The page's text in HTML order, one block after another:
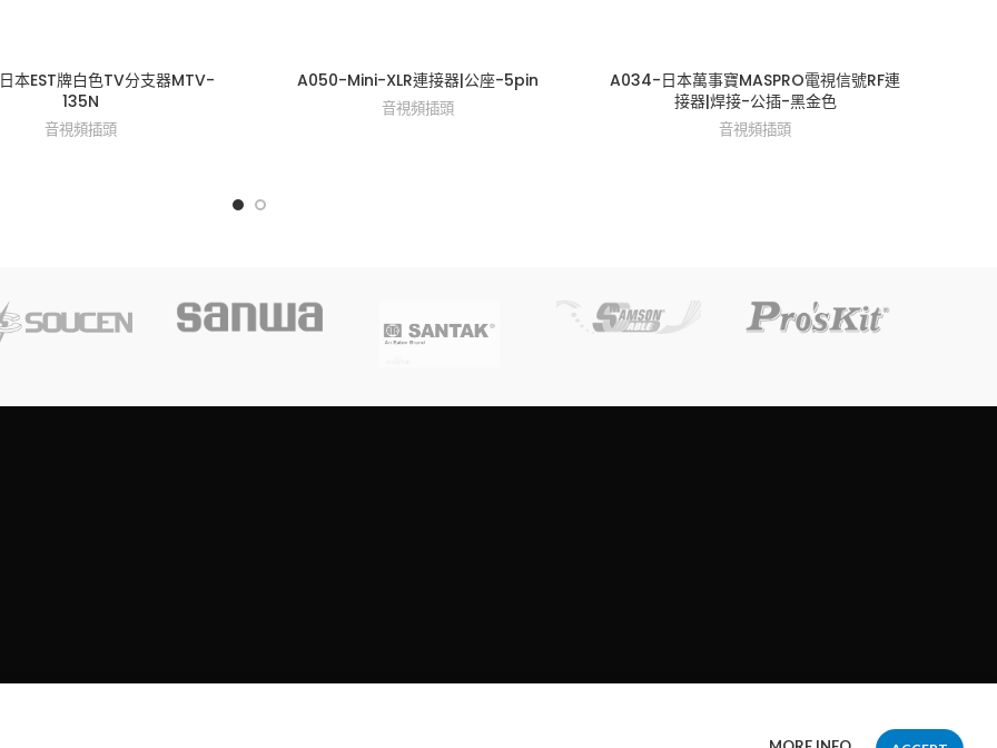
本EST牌白色TV分支器MTV-
135N
音視頻插頭
A050-Mini-XLR連接器|公座-5pin
音視頻插頭
A034-日本萬事寶MASPRO電視信號RF連
接器|焊接-公插-黑金色
音視頻插頭